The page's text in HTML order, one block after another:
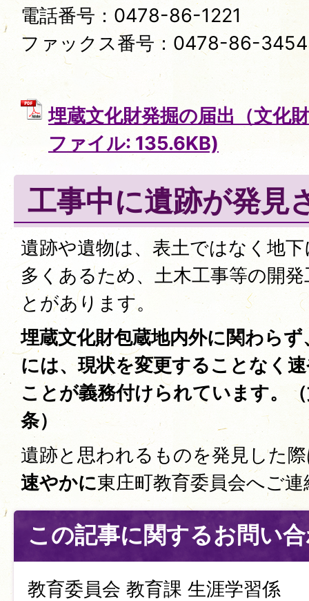
電話番号：0478-86-1221
ファックス番号：0478-86-3454
埋蔵文化財発掘の届出（文化
ファイル: 135.6KB)
工事中に遺跡が発見
遺跡や遺物は、表土ではなく地
多くあるため、土木工事等の開
とがあります。
埋蔵文化財包蔵地内外に関わら
には、現状を変更することなく
ことが義務付けられています。
条）
遺跡と思われるものを発見した
速やかに東庄町教育委員会へご
この記事に関するお問い
教育委員会 教育課 生涯学習係